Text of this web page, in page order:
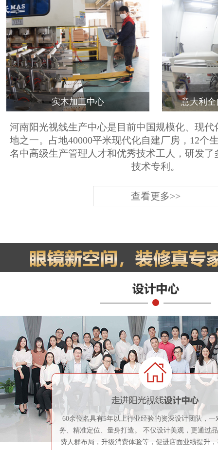
实木加工中心 意大利
河南阳光视线生产中心是目前中国规模化、现代
地之一。占地40000平米现代化自建厂房，12个
名中高级生产管理人才和优秀技术工人，研发了
技术专利。
查看更多>>
60余位名具有5年以上行业经验的资深设计团队，一
务、精准定位、量身打造。 不仅设计美观，更通过
费人群布局，升级消费体验等，促进店面业绩提升